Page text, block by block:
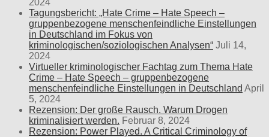
2024
Tagungsbericht: „Hate Crime – Hate Speech –
gruppenbezogene menschenfeindliche Einstellungen
in Deutschland im Fokus von
kriminologischen/soziologischen Analysen“ Juli 14,
2024
Virtueller kriminologischer Fachtag zum Thema Hate
Crime – Hate Speech – gruppenbezogene
menschenfeindliche Einstellungen in Deutschland April
5, 2024
Rezension: Der große Rausch. Warum Drogen
kriminalisiert werden. Februar 8, 2024
Rezension: Power Played. A Critical Criminology of